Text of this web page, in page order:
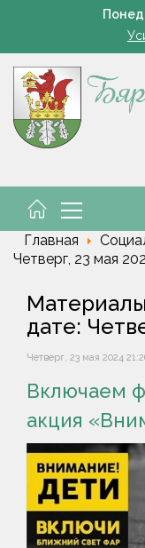
на огурцах: как не
с грядки: какие
8
на огурцах: как не
с грядки: какие
Главная
Четверг, 23 мая
дате:
Четверг, 23 мая 2024
Включаем
акция